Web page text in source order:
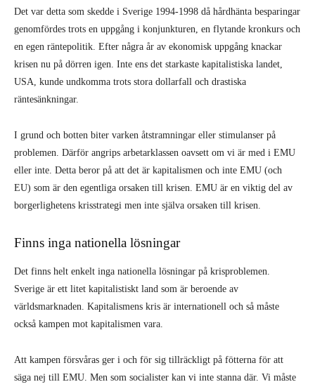
Det var detta som skedde i Sverige 1994-1998 då hårdhänta besparingar
genomfördes trots en uppgång i konjunkturen, en flytande kronkurs och
en egen räntepolitik. Efter några år av ekonomisk uppgång knackar
krisen nu på dörren igen. Inte ens det starkaste kapitalistiska landet,
USA, kunde undkomma trots stora dollarfall och drastiska
räntesänkningar.
I grund och botten biter varken åtstramningar eller stimulanser på
problemen. Därför angrips arbetarklassen oavsett om vi är med i EMU
eller inte. Detta beror på att det är kapitalismen och inte EMU (och
EU) som är den egentliga orsaken till krisen. EMU är en viktig del av
borgerlighetens krisstrategi men inte själva orsaken till krisen.
Finns inga nationella lösningar
Det finns helt enkelt inga nationella lösningar på krisproblemen.
Sverige är ett litet kapitalistiskt land som är beroende av
världsmarknaden. Kapitalismens kris är internationell och så måste
också kampen mot kapitalismen vara.
Att kampen försvåras ger i och för sig tillräckligt på fötterna för att
säga nej till EMU. Men som socialister kan vi inte stanna där. Vi måste